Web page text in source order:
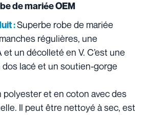
de mariée OEM
:Superbe robe de mariée
régulières, une
un décolleté en V. C’est une
lacé et un soutien-gorge
polyester et en coton avec des
Il peut être nettoyé à sec, est